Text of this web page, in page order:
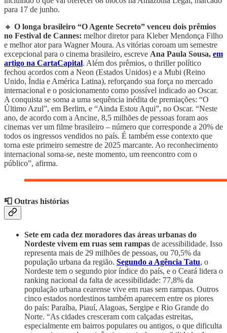
para 17 de junho.
🔸 O longa brasileiro “O Agente Secreto” venceu dois prêmios
no Festival de Cannes: melhor diretor para Kleber Mendonça Filho
e melhor ator para Wagner Moura. As vitórias coroam um semestre
excepcional para o cinema brasileiro, escreve Ana Paula Sousa, em
artigo na CartaCapital. Além dos prêmios, o thriller político
fechou acordos com a Neon (Estados Unidos) e a Mubi (Reino
Unido, Índia e América Latina), reforçando sua força no mercado
internacional e o posicionamento como possível indicado ao Oscar.
A conquista se soma a uma sequência inédita de premiações: “O
Último Azul”, em Berlim, e “Ainda Estou Aqui”, no Oscar. “Neste
ano, de acordo com a Ancine, 8,5 milhões de pessoas foram aos
cinemas ver um filme brasileiro – número que corresponde a 20% de
todos os ingressos vendidos no país. É também esse contexto que
torna este primeiro semestre de 2025 marcante. Ao reconhecimento
internacional soma-se, neste momento, um reencontro com o
público”, afirma.
📮 Outras histórias
Sete em cada dez moradores das áreas urbanas do
Nordeste vivem em ruas sem rampas de acessibilidade. Isso
representa mais de 29 milhões de pessoas, ou 70,5% da
população urbana da região. Segundo a Agência Tatu, o
Nordeste tem o segundo pior índice do país, e o Ceará lidera o
ranking nacional da falta de acessibilidade: 77,8% da
população urbana cearense vive em ruas sem rampas. Outros
cinco estados nordestinos também aparecem entre os piores
do país: Paraíba, Piauí, Alagoas, Sergipe e Rio Grande do
Norte. “As cidades cresceram com calçadas estreitas,
especialmente em bairros populares ou antigos, o que dificulta